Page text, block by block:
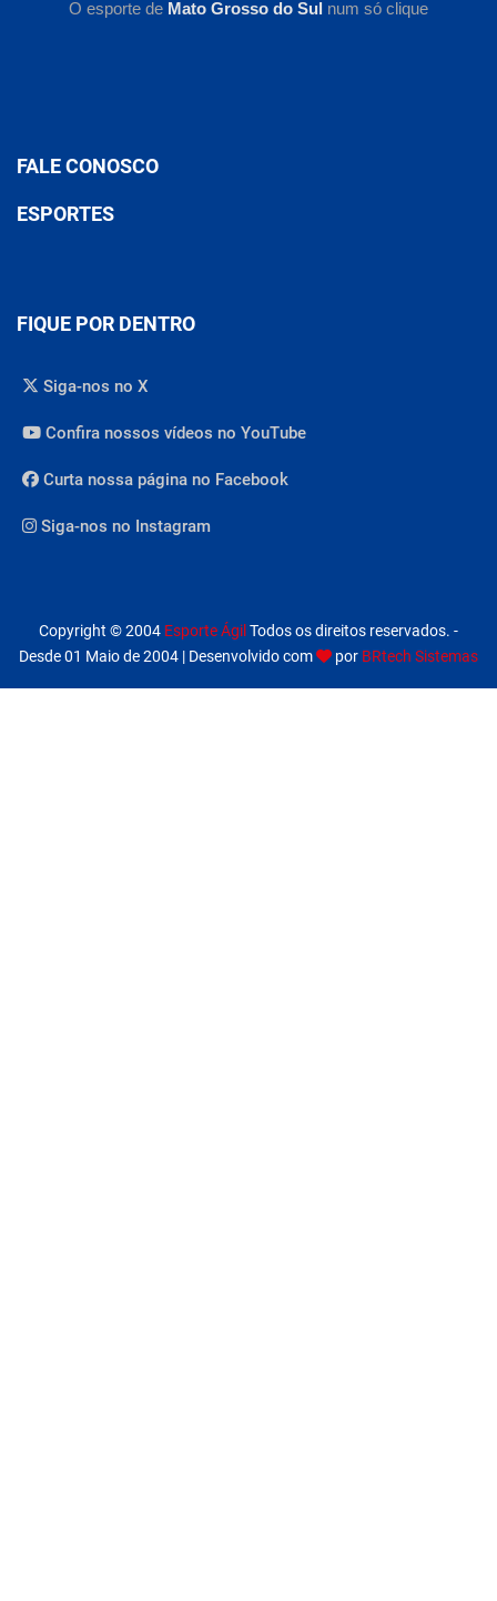
O esporte de Mato Grosso do Sul num só clique
FALE CONOSCO
ESPORTES
FIQUE POR DENTRO
Siga-nos no X
Confira nossos vídeos no YouTube
Curta nossa página no Facebook
Siga-nos no Instagram
Copyright © 2004 Esporte Ágil Todos os direitos reservados. -
Desde 01 Maio de 2004 | Desenvolvido com
por BRtech Sistemas